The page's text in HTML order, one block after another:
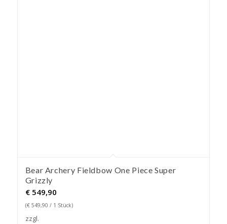
Bear Archery Fieldbow One Piece Super
Grizzly
€549,90
(€549,90 / 1 Stück)
zzgl.